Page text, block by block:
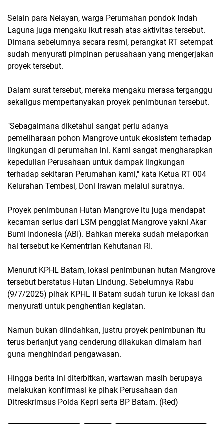
Selain para Nelayan, warga Perumahan pondok Indah
Laguna juga mengaku ikut resah atas aktivitas tersebut.
Dimana sebelumnya secara resmi, perangkat RT setempat
sudah menyurati pimpinan perusahaan yang mengerjakan
proyek tersebut.
Dalam surat tersebut, mereka mengaku merasa terganggu
sekaligus mempertanyakan proyek penimbunan tersebut.
"Sebagaimana diketahui sangat perlu adanya
pemeliharaan pohon Mangrove untuk ekosistem terhadap
lingkungan di perumahan ini. Kami sangat mengharapkan
kepedulian Perusahaan untuk dampak lingkungan
terhadap sekitaran Perumahan kami," kata Ketua RT 004
Kelurahan Tembesi, Doni Irawan melalui suratnya.
Proyek penimbunan Hutan Mangrove itu juga mendapat
kecaman serius dari LSM penggiat Mangrove yakni Akar
Bumi Indonesia (ABI). Bahkan mereka sudah melaporkan
hal tersebut ke Kementrian Kehutanan RI.
Menurut KPHL Batam, lokasi penimbunan hutan Mangrove
tersebut berstatus Hutan Lindung. Sebelumnya Rabu
(9/7/2025) pihak KPHL II Batam sudah turun ke lokasi dan
menyurati untuk penghentian kegiatan.
Namun bukan diindahkan, justru proyek penimbunan itu
terus berlanjut yang cenderung dilakukan dimalam hari
guna menghindari pengawasan.
Hingga berita ini diterbitkan, wartawan masih berupaya
melakukan konfirmasi ke pihak Perusahaan dan
Ditreskrimsus Polda Kepri serta BP Batam. (Red)